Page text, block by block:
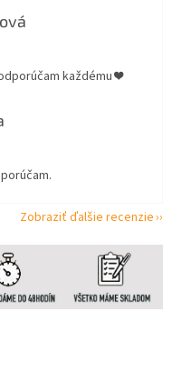
5 hviezdičiek.
každému ❤️
5 hviezdičiek.
Zobraziť ďalšie recenzie